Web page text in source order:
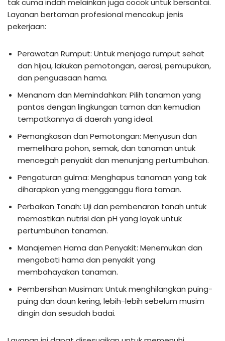
tak cuma indah melainkan juga cocok untuk bersantai.
Layanan bertaman profesional mencakup jenis
pekerjaan:
Perawatan Rumput: Untuk menjaga rumput sehat
dan hijau, lakukan pemotongan, aerasi, pemupukan,
dan penguasaan hama.
Menanam dan Memindahkan: Pilih tanaman yang
pantas dengan lingkungan taman dan kemudian
tempatkannya di daerah yang ideal.
Pemangkasan dan Pemotongan: Menyusun dan
memelihara pohon, semak, dan tanaman untuk
mencegah penyakit dan menunjang pertumbuhan.
Pengaturan gulma: Menghapus tanaman yang tak
diharapkan yang mengganggu flora taman.
Perbaikan Tanah: Uji dan pembenaran tanah untuk
memastikan nutrisi dan pH yang layak untuk
pertumbuhan tanaman.
Manajemen Hama dan Penyakit: Menemukan dan
mengobati hama dan penyakit yang
membahayakan tanaman.
Pembersihan Musiman: Untuk menghilangkan puing-
puing dan daun kering, lebih-lebih sebelum musim
dingin dan sesudah badai.